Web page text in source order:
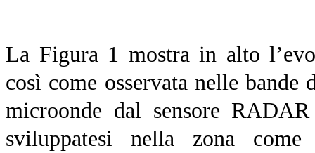
La Figura 1 mostra in alto
così come osservata nelle
microonde dal sensore
sviluppatesi nella zona